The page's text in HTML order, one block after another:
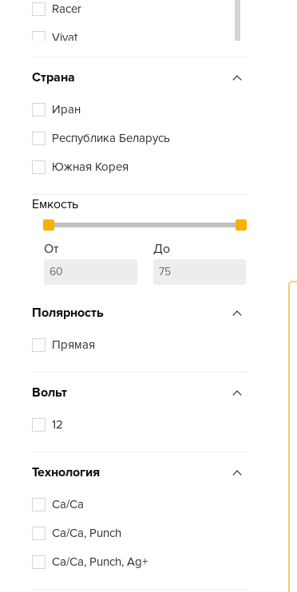
Racer
Vivat
Страна
Иран
Республика Беларусь
Южная Корея
Емкость
От До
Полярность
Прямая
Вольт
12
Технология
Ca/Ca
Ca/Ca, Punch
Ca/Ca, Punch, Ag+